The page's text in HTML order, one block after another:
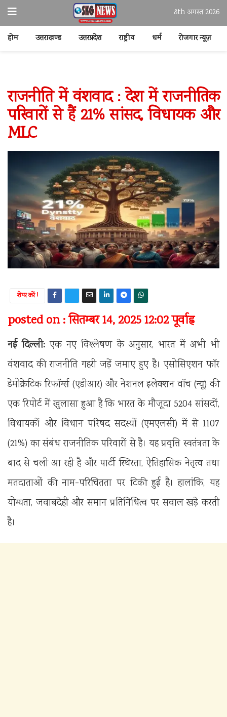
8th अगस्त 2026
होम उत्तराखण्ड उत्तरप्रदेश राष्ट्रीय धर्म रोजगार न्यूज़
राजनीति में वंशवाद : देश में राजनीतिक
परिवारों से हैं 21% सांसद, विधायक और
MLC
शेयर करें !
posted on : सितम्बर 14, 2025 12:02 पूर्वाह्न
नई दिल्ली:एक नए विश्लेषण के अनुसार, भारत में अभी भी
वंशवाद की राजनीति गहरी जड़ें जमाए हुए है। एसोसिएशन फॉर
डेमोक्रेटिक रिफॉर्म्स (एडीआर) और नेशनल इलेक्शन वॉच (न्यू) की
एक रिपोर्ट में खुलासा हुआ है कि भारत के मौजूदा 5204 सांसदों,
विधायकों और विधान परिषद सदस्यों (एमएलसी) में से 1107
(21%) का संबंध राजनीतिक परिवारों से है। यह प्रवृत्ति स्वतंत्रता के
बाद से चली आ रही है और पार्टी स्थिरता, ऐतिहासिक नेतृत्व तथा
मतदाताओं की नाम-परिचितता पर टिकी हुई है। हालांकि, यह
योग्यता, जवाबदेही और समान प्रतिनिधित्व पर सवाल खड़े करती
है।